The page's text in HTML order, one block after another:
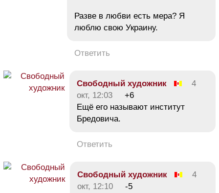
Разве в любви есть мера? Я
люблю свою Украину.
Ответить
Свободный художник
4
окт, 12:03
+6
Ещё его называют институт
Бредовича.
Ответить
Свободный художник
4
окт, 12:10
-5